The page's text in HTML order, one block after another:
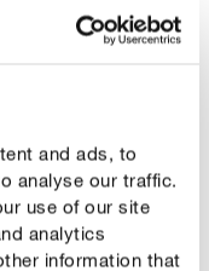
and ads, to
analyse our traffic.
use of our site
analytics
information that
is met een
kunnen de
de tijgermug
kan het virus
worden
kan in de